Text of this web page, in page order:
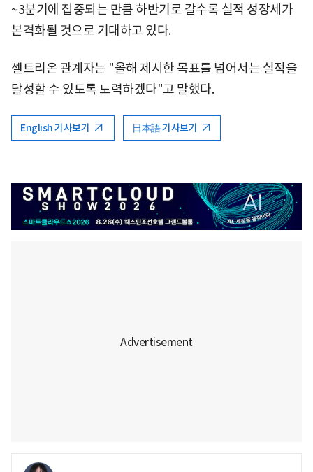
~3분기에 집중되는 만큼 하반기로 갈수록 실적 성장세가
본격화될 것으로 기대하고 있다.
셀트리온 관계자는 "올해 제시한 목표를 넘어서는 실적을
달성할 수 있도록 노력하겠다"고 말했다.
English 기사보기 日本語 기사보기